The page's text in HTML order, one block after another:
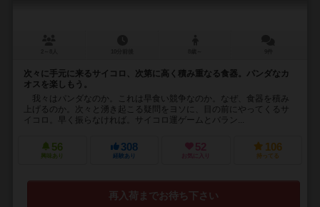
次々に手元に来るサイコロ、次第に高く積み重なる食器。パンダなカ
オスを楽しもう。
我々はパンダなのか。これは早食い競争なのか。なぜ、食器を積み
上げるのか。次々と湧き起こる疑問をヨソに、目の前にやってくるサ
イコロ。早く振らなければ。サイコロ運ゲームとバラン...
56
興味あり
308
経験あり
52
お気に入り
106
持ってる
再入荷までお待ち下さい